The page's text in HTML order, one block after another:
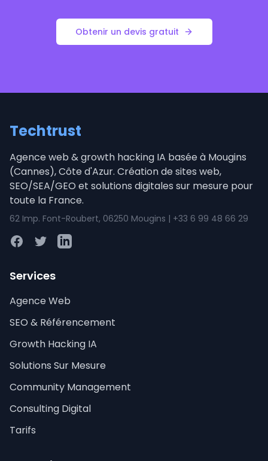
Obtenir un devis gratuit
Techtrust
Agence web & growth hacking IA basée à Mougins
(Cannes), Côte d'Azur. Création de sites web,
SEO/SEA/GEO et solutions digitales sur mesure pour
toute la France.
62 Imp. Font-Roubert, 06250 Mougins | +33 6 99 48 66 29
FacebookTwitterLinkedIn
Services
Agence Web
SEO & Référencement
Growth Hacking IA
Solutions Sur Mesure
Community Management
Consulting Digital
Tarifs